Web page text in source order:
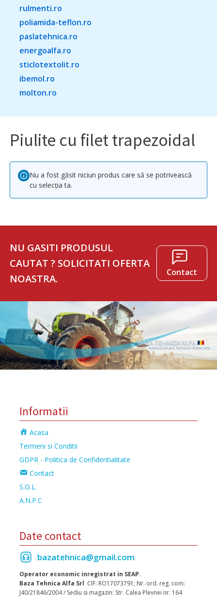
rulmenti.ro
poliamida-teflon.ro
paslatehnica.ro
energoalfa.ro
sticlotextolit.ro
ibemol.ro
molton.ro
Piulite cu filet trapezoidal
Nu a fost găsit niciun produs care să se potrivească
cu selecția ta.
NU GASITI PRODUSUL
CAUTAT ? SOLICITATI OFERTA
NOASTRA.
Contact
Informatii
Acasa
Termeni si Conditii
GDPR - Politica de Confidentialitate
Contact
S.O.L.
A.N.P.C
Date contact
bazatehnica@gmail.com
Operator economic inregistrat in SEAP.
Baza Tehnica Alfa Srl CIF: RO17073791; Nr. ord. reg. com:
J40/21846/2004 / Sediu si magazin: Str. Calea Plevnei nr. 164